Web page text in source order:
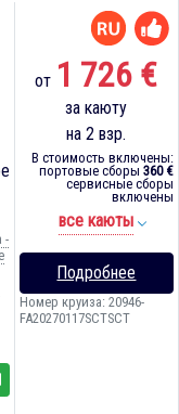
-
от 1 726 €
за каюту
на 2 взр.
В стоимость включены:
портовые сборы 360 €
сервисные сборы
включены
все каюты
Подробнее
Номер круиза: 20946-
FA20270117SCTSCT